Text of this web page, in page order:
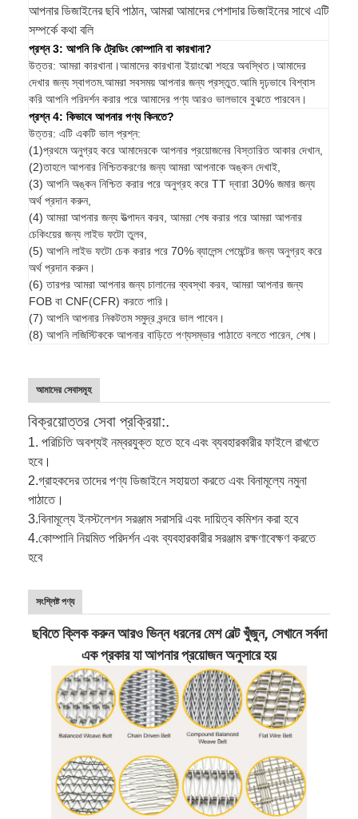
আপনার ডিজাইনের ছবি পাঠান, আমরা আমাদের পেশাদার ডিজাইনের সাথে এটি
সম্পর্কে কথা বলি
প্রশ্ন 3: আপনি কি ট্রেডিং কোম্পানি বা কারখানা?
উত্তর: আমরা কারখানা।আমাদের কারখানা ইয়াংঝো শহরে অবস্থিত।আমাদের
দেখার জন্য স্বাগতম.আমরা সবসময় আপনার জন্য প্রস্তুত.আমি দৃঢ়ভাবে বিশ্বাস
করি আপনি পরিদর্শন করার পরে আমাদের পণ্য আরও ভালভাবে বুঝতে পারবেন।
প্রশ্ন 4: কিভাবে আপনার পণ্য কিনতে?
উত্তর: এটি একটি ভাল প্রশ্ন:
(1)প্রথমে অনুগ্রহ করে আমাদেরকে আপনার প্রয়োজনের বিস্তারিত আকার দেখান,
(2)তাহলে আপনার নিশ্চিতকরণের জন্য আমরা আপনাকে অঙ্কন দেখাই,
(3) আপনি অঙ্কন নিশ্চিত করার পরে অনুগ্রহ করে TT দ্বারা 30% জমার জন্য
অর্থ প্রদান করুন,
(4) আমরা আপনার জন্য উত্পাদন করব, আমরা শেষ করার পরে আমরা আপনার
চেকিংয়ের জন্য লাইভ ফটো তুলব,
(5) আপনি লাইভ ফটো চেক করার পরে 70% ব্যালেন্স পেমেন্টের জন্য অনুগ্রহ করে
অর্থ প্রদান করুন।
(6) তারপর আমরা আপনার জন্য চালানের ব্যবস্থা করব, আমরা আপনার জন্য
FOB বা CNF(CFR) করতে পারি।
(7) আপনি আপনার নিকটতম সমুদ্র বন্দরে ভাল পাবেন।
(8) আপনি লজিস্টিককে আপনার বাড়িতে পণ্যসম্ভার পাঠাতে বলতে পারেন, শেষ।
আমাদের সেবাসমূহ
বিক্রয়োত্তর সেবা প্রক্রিয়া:.
1. পরিচিতি অবশ্যই নম্বরযুক্ত হতে হবে এবং ব্যবহারকারীর ফাইলে রাখতে
হবে।
2.গ্রাহকদের তাদের পণ্য ডিজাইনে সহায়তা করতে এবং বিনামূল্যে নমুনা
পাঠাতে।
3.বিনামূল্যে ইনস্টলেশন সরঞ্জাম সরাসরি এবং দায়িত্ব কমিশন করা হবে
4.কোম্পানি নিয়মিত পরিদর্শন এবং ব্যবহারকারীর সরঞ্জাম রক্ষণাবেক্ষণ করতে
হবে
সংশ্লিষ্ট পণ্য
ছবিতে ক্লিক করুন আরও ভিন্ন ধরনের মেশ বেল্ট খুঁজুন, সেখানে সর্বদা
এক প্রকার যা আপনার প্রয়োজন অনুসারে হয়